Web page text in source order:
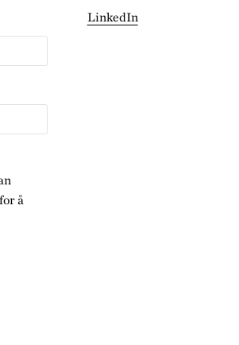
å
LinkedIn